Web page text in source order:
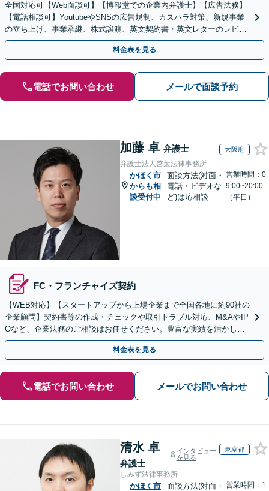
全国対応可【Web面談可】【博報堂での企業内弁護士】【広告法務】
【電話相談可】YoutubeやSNSの広告規制、カスハラ対策、新規事業
の立ち上げ、事業承継、株式譲渡、英文契約書・英文レターのレビュ
ー・ドラフトなどに対応。
料金表を見る
電話でお問い合わせ メールで面談予約
加藤 卓 弁護士 大阪府
弁護士法人啓葉法律事務所
かほく市
からも相
談受付中
面談方法(対面・
電話・ビデオな
ど)は応相談
営業時間：0
9:00~20:00
（平日）
FC・フランチャイズ契約
【WEB対応】【スタートアップから上場企業まで全国各地に約90社の
企業顧問】契約書等の作成・チェックや取引トラブル対応、M&AやIP
Oなど、企業法務のご相談はお任せください。豊富な実績を活かし的
確に対応を進めてまいります。
料金表を見る
電話でお問い合わせ メールでお問い合わせ
清水 卓
弁護士
インタビュー
を見る
東京都
しみず法律事務所
かほく市
面談方法(対面・ 営業時間：1